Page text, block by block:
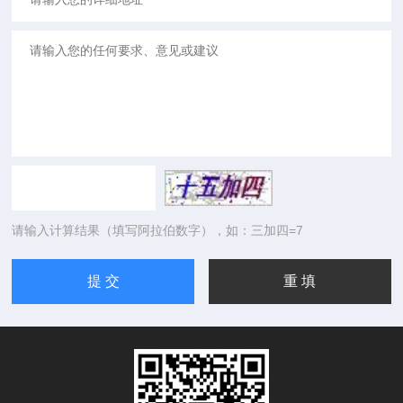
请输入计算结果（填写阿拉伯数字），如：三加四=7